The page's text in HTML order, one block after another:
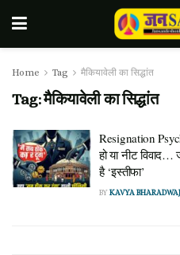
Home Tag मैकियावेली का सिद्धांत
Tag:मैकियावेली का सिद्धांत
Resignation
हो या नीट
है ‘इस्तीफा’
BYKAVYA BHARADWAJ